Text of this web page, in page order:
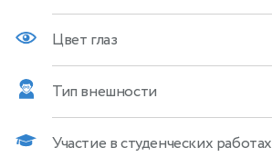
Цвет глаз
Тип внешности
Участие в студенческих работах